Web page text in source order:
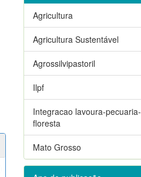
Agricultura
Agricultura Sustentável
Agrossilvipastoril
Ilpf
Integracao lavoura-pecuaria-
floresta
Mato Grosso